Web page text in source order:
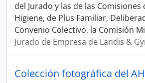
del Jurado y las de las Comisiones
Higiene, de Plus Familiar,
Convenio Colectivo, la Comisión
Jurado de Empresa de Landis &
Colección fotográfica del